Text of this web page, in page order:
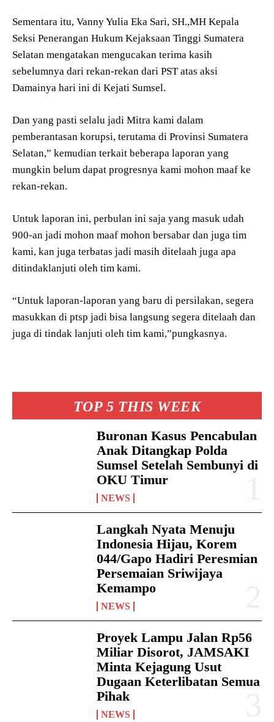
TOP 5 THIS WEEK
Buronan Kasus Pencabulan
Anak Ditangkap Polda
Sumsel Setelah Sembunyi di
OKU Timur
NEWS
Langkah Nyata Menuju
Indonesia Hijau, Korem
044/Gapo Hadiri Peresmian
Persemaian Sriwijaya
Kemampo
NEWS
Proyek Lampu Jalan Rp56
Miliar Disorot, JAMSAKI
Minta Kejagung Usut
Dugaan Keterlibatan Semua
Pihak
NEWS
Sementara itu, Vanny Yulia Eka Sari, SH.,MH Kepala
Seksi Penerangan Hukum Kejaksaan Tinggi Sumatera
Selatan mengatakan mengucakan terima kasih
sebelumnya dari rekan-rekan dari PST atas aksi
Damainya hari ini di Kejati Sumsel.
Dan yang pasti selalu jadi Mitra kami dalam
pemberantasan korupsi, terutama di Provinsi Sumatera
Selatan,” kemudian terkait beberapa laporan yang
mungkin belum dapat progresnya kami mohon maaf ke
rekan-rekan.
Untuk laporan ini, perbulan ini saja yang masuk udah
900-an jadi mohon maaf mohon bersabar dan juga tim
kami, kan juga terbatas jadi masih ditelaah juga apa
ditindaklanjuti oleh tim kami.
“Untuk laporan-laporan yang baru di persilakan, segera
masukkan di ptsp jadi bisa langsung segera ditelaah dan
juga di tindak lanjuti oleh tim kami,”pungkasnya.